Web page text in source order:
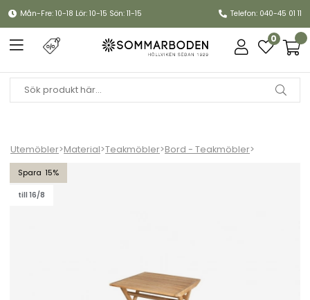
Mån-Fre: 10-18 Lör: 10-15 Sön: 11-15 Telefon: 040-45 01 11
0
Utemöbler>Material>Teakmöbler>Bord - Teakmöbler>
15
till 16/8
Flip bord vikbar, litet - teak